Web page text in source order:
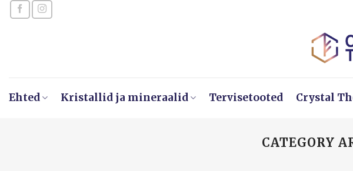
Skip
Ehted Kristallid ja mineraalid Tervisetooted Crystal
CATEGORY